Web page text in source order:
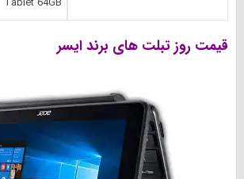
قیمت روز تبلت های برند ایسر